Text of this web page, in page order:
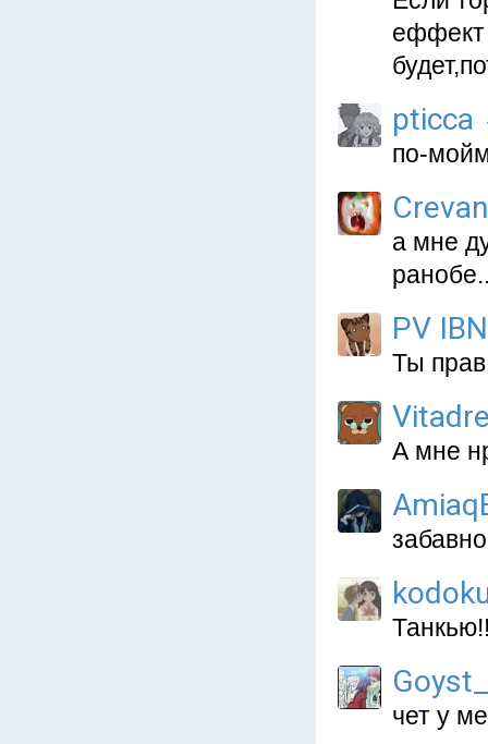
еффект
pticca
по-
Crevan
а мне
PV
Ты
А мне
чет у